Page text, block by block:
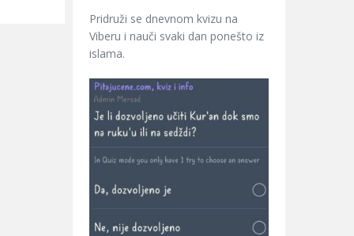
Pridruži se dnevnom kvizu na
Viberu i nauči svaki dan ponešto iz
islama.